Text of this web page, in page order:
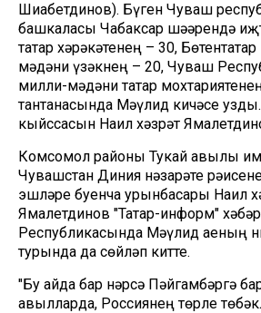
Шиһабетдинов). Бүген Чуваш
башкаласы Чабаксар шәһәрендә
татар хәрәкәтенең – 30,
мәдәни үзәкнең – 20, Чуваш
милли-мәдәни татар
тантанасында Мәүлид кичәсе
кыйссасын Наил хәзрәт
Комсомол районы Тукай авылы
Чувашстан Диния нәзарәте
эшләре буенча урынбасары Наил
Ямалетдинов "Татар-информ"
Республикасында Мәүлид аеның
турында да сөйләп китте.
"Бу айда бар нәрсә Пәйгамбәргә
авылларда, Россиянең төрле